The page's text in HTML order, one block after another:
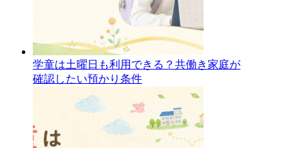
学童は土曜日も利用できる？共働き家庭が
確認したい預かり条件